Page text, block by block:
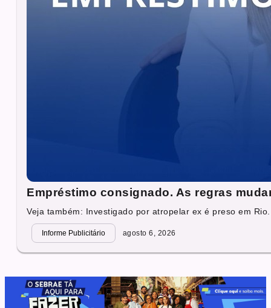
Empréstimo consignado. As regras
Veja também: Investigado por atropelar ex é preso em
Informe Publicitário agosto 6, 2026